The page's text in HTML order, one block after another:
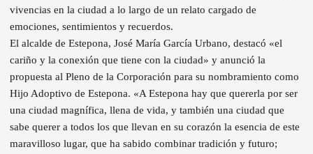
vivencias en la ciudad a lo largo de un relato cargado de
emociones, sentimientos y recuerdos.
El alcalde de Estepona, José María García Urbano, destacó «el
cariño y la conexión que tiene con la ciudad» y anunció la
propuesta al Pleno de la Corporación para su nombramiento como
Hijo Adoptivo de Estepona. «A Estepona hay que quererla por ser
una ciudad magnífica, llena de vida, y también una ciudad que
sabe querer a todos los que llevan en su corazón la esencia de este
maravilloso lugar, que ha sabido combinar tradición y futuro;